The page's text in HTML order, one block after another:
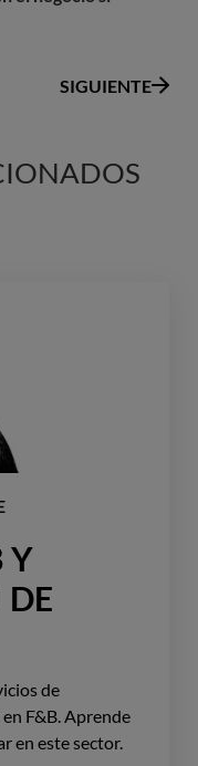
SIGUIENTE
Y
DE
de
F&B. Aprende
en este sector.